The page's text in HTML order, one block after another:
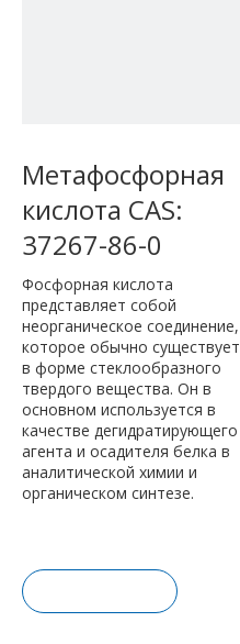
Метафосфорная
кислота CAS:
37267-86-0
Фосфорная кислота
представляет собой
неорганическое соединение,
которое обычно существует
в форме стеклообразного
твердого вещества. Он в
основном используется в
качестве дегидратирующего
агента и осадителя белка в
аналитической химии и
органическом синтезе.